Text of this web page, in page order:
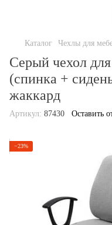
Каталог Чехлы для
Серый чехол
(спинка +
жаккард
Артикул: 87430 Оставить
−23%